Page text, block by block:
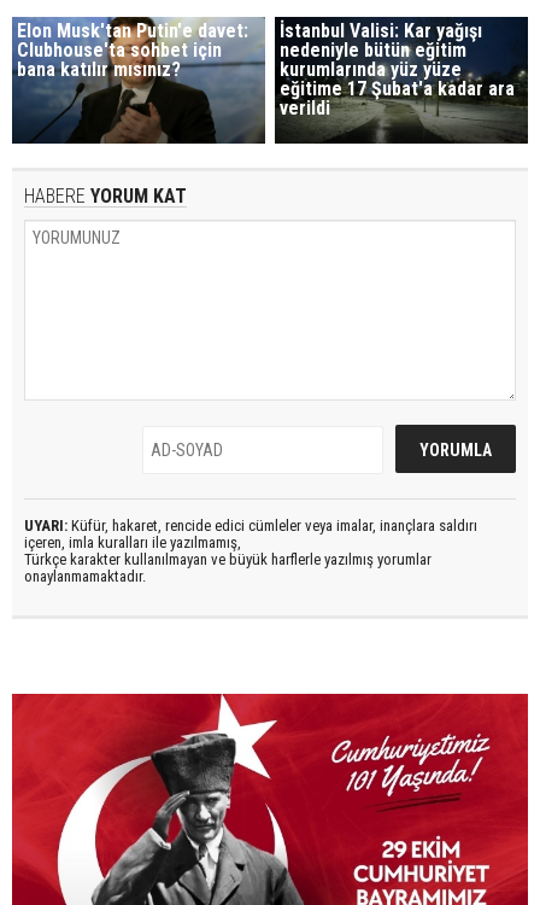
Elon Musk'tan Putin'e davet:
Clubhouse'ta sohbet için
bana katılır mısınız?
İstanbul Valisi: Kar yağışı
nedeniyle bütün eğitim
kurumlarında yüz yüze
eğitime 17 Şubat'a kadar ara
verildi
HABERE YORUM KAT
UYARI: Küfür, hakaret, rencide edici cümleler veya imalar, inançlara saldırı
içeren, imla kuralları ile yazılmamış,
Türkçe karakter kullanılmayan ve büyük harflerle yazılmış yorumlar
onaylanmamaktadır.